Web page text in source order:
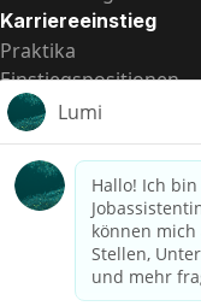
Karriereeinstieg
Praktika
Einstiegspositionen
Alle Möglichkeiten
Schnelle Links
US-
Datenschutzhinweis
Betrugswarnung
Lohntransparenz in